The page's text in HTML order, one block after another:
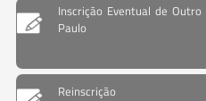
Inscrição Eventual de
Paulo
Reinscrição